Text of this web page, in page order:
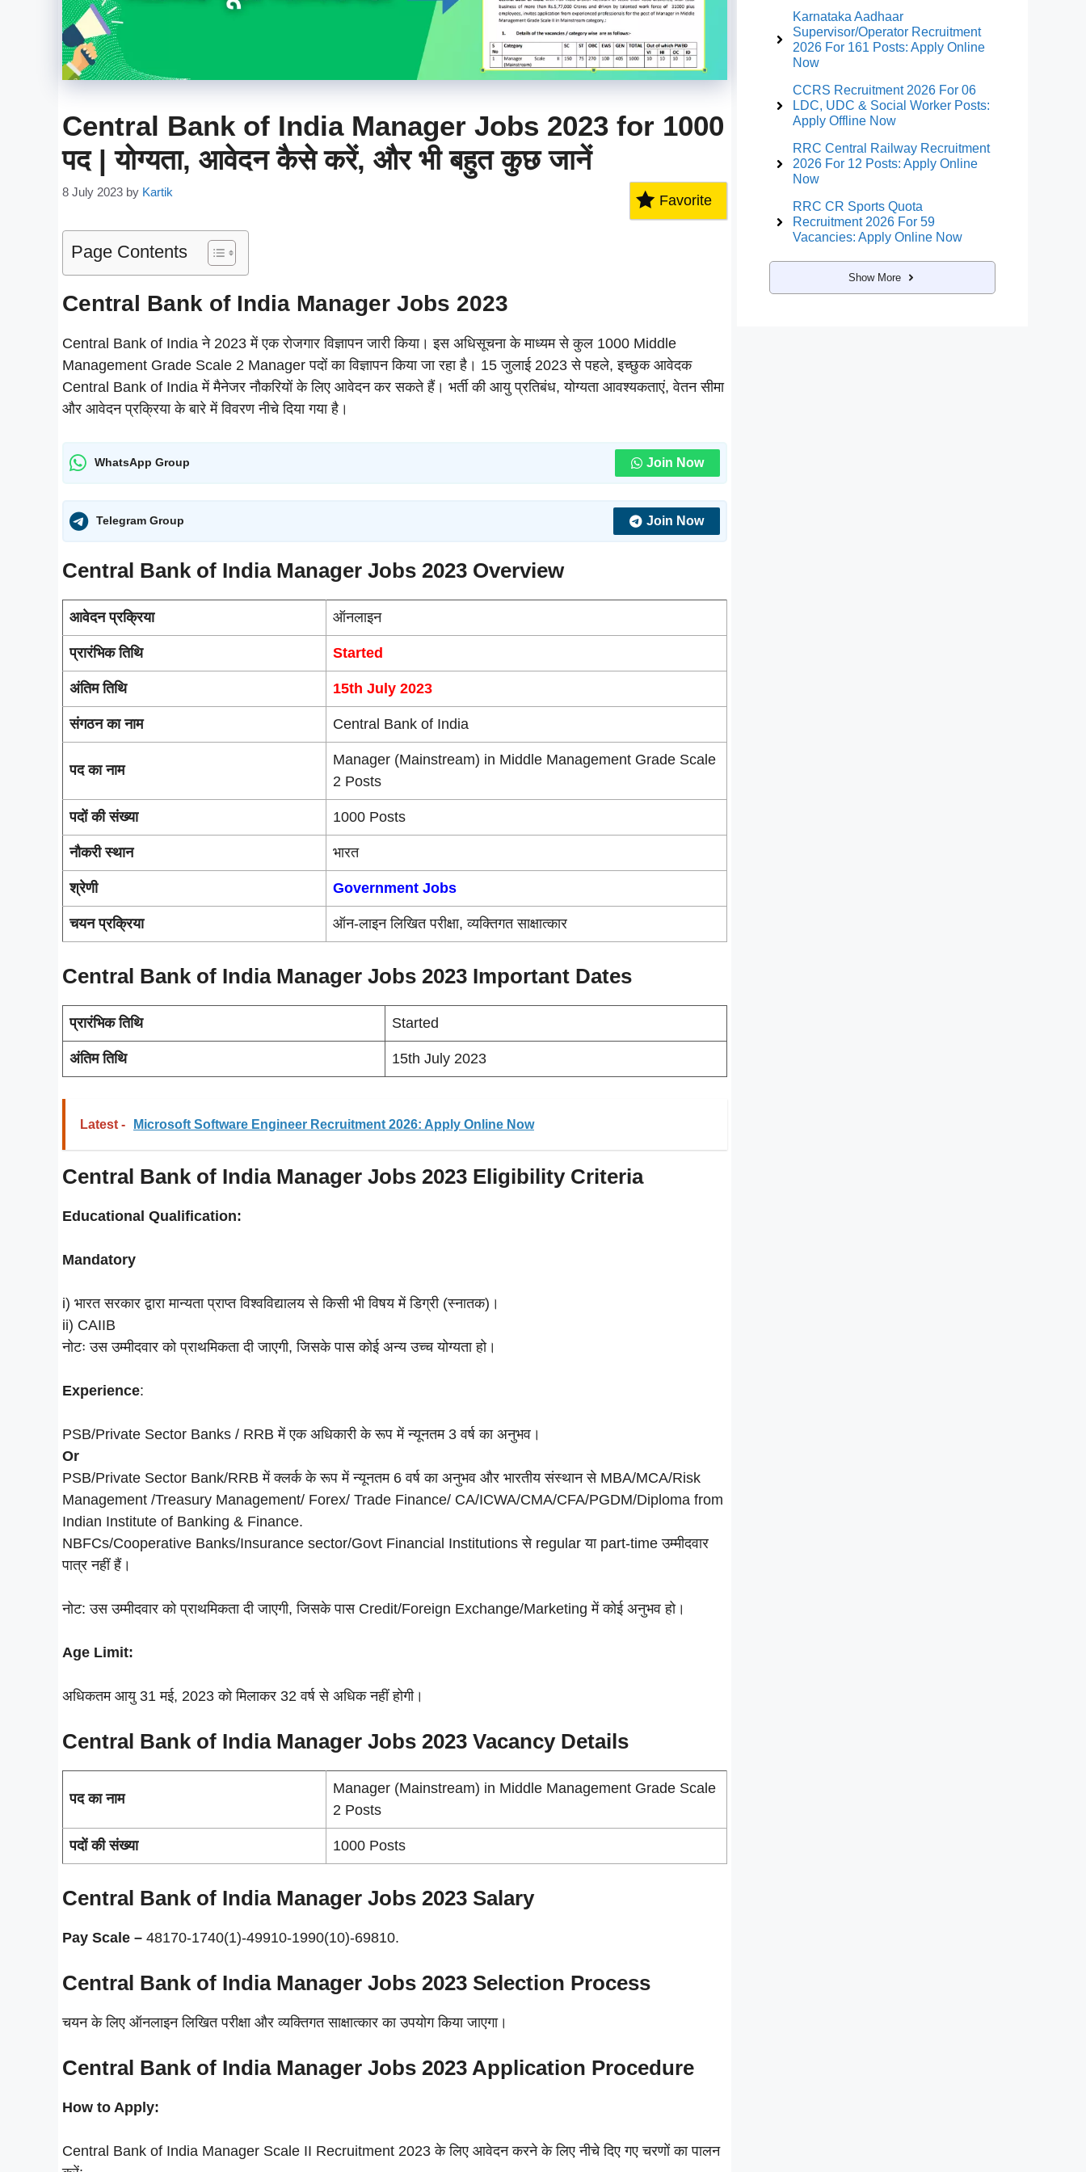
Central Bank of India Manager Jobs 2023 for 1000
पद | योग्यता, आवेदन कैसे करें, और भी बहुत कुछ जानें
8 July 2023 by Kartik
Favorite
Page Contents
Central Bank of India Manager Jobs 2023
Central Bank of India ने 2023 में एक रोजगार विज्ञापन जारी किया। इस अधिसूचना के माध्यम से कुल 1000 Middle
Management Grade Scale 2 Manager पदों का विज्ञापन किया जा रहा है। 15 जुलाई 2023 से पहले, इच्छुक आवेदक
Central Bank of India में मैनेजर नौकरियों के लिए आवेदन कर सकते हैं। भर्ती की आयु प्रतिबंध, योग्यता आवश्यकताएं, वेतन सीमा
और आवेदन प्रक्रिया के बारे में विवरण नीचे दिया गया है।
WhatsApp Group Join Now
Telegram Group Join Now
Central Bank of India Manager Jobs 2023 Overview
आवेदन प्रक्रिया ऑनलाइन
प्रारंभिक तिथि Started
अंतिम तिथि 15th July 2023
संगठन का नाम Central Bank of India
पद का नाम
Manager (Mainstream) in Middle Management Grade Scale
2 Posts
पदों की संख्या 1000 Posts
नौकरी स्थान भारत
श्रेणी Government Jobs
चयन प्रक्रिया ऑन-लाइन लिखित परीक्षा, व्यक्तिगत साक्षात्कार
Central Bank of India Manager Jobs 2023 Important Dates
प्रारंभिक तिथि Started
अंतिम तिथि 15th July 2023
Latest - Microsoft Software Engineer Recruitment 2026: Apply Online Now
Central Bank of India Manager Jobs 2023 Eligibility Criteria
Educational Qualification:
Mandatory
i) भारत सरकार द्वारा मान्यता प्राप्त विश्वविद्यालय से किसी भी विषय में डिग्री (स्नातक)।
ii) CAIIB
नोटः उस उम्मीदवार को प्राथमिकता दी जाएगी, जिसके पास कोई अन्य उच्च योग्यता हो।
Experience:
PSB/Private Sector Banks / RRB में एक अधिकारी के रूप में न्यूनतम 3 वर्ष का अनुभव।
Or
PSB/Private Sector Bank/RRB में क्लर्क के रूप में न्यूनतम 6 वर्ष का अनुभव और भारतीय संस्थान से MBA/MCA/Risk
Management /Treasury Management/ Forex/ Trade Finance/ CA/ICWA/CMA/CFA/PGDM/Diploma from
Indian Institute of Banking & Finance.
NBFCs/Cooperative Banks/Insurance sector/Govt Financial Institutions से regular या part-time उम्मीदवार
पात्र नहीं हैं।
नोट: उस उम्मीदवार को प्राथमिकता दी जाएगी, जिसके पास Credit/Foreign Exchange/Marketing में कोई अनुभव हो।
Age Limit:
अधिकतम आयु 31 मई, 2023 को मिलाकर 32 वर्ष से अधिक नहीं होगी।
Central Bank of India Manager Jobs 2023 Vacancy Details
पद का नाम
Manager (Mainstream) in Middle Management Grade Scale
2 Posts
पदों की संख्या 1000 Posts
Central Bank of India Manager Jobs 2023 Salary
Pay Scale – 48170-1740(1)-49910-1990(10)-69810.
Central Bank of India Manager Jobs 2023 Selection Process
चयन के लिए ऑनलाइन लिखित परीक्षा और व्यक्तिगत साक्षात्कार का उपयोग किया जाएगा।
Central Bank of India Manager Jobs 2023 Application Procedure
How to Apply:
Central Bank of India Manager Scale II Recruitment 2023 के लिए आवेदन करने के लिए नीचे दिए गए चरणों का पालन
Karnataka Aadhaar
Supervisor/Operator Recruitment
2026 For 161 Posts: Apply Online
Now
CCRS Recruitment 2026 For 06
LDC, UDC & Social Worker Posts:
Apply Offline Now
RRC Central Railway Recruitment
2026 For 12 Posts: Apply Online
Now
RRC CR Sports Quota
Recruitment 2026 For 59
Vacancies: Apply Online Now
Show More